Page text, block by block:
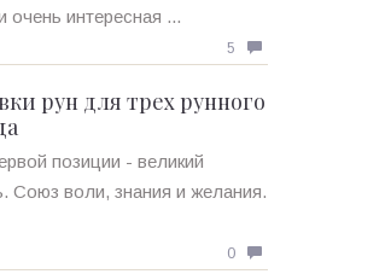
очень интересная ...
5
рун для трех рунного
позиции - великий
Союз воли, знания и желания.
0